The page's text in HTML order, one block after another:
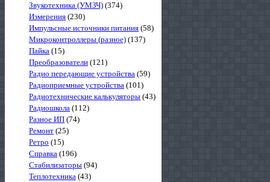
Звукотехника (УМЗЧ) (374)
Измерения (230)
Импульсные источники питания (58)
Микроконтроллеры (разное) (137)
Пайка (15)
Преобразователи (121)
Радио передающие устройства (59)
Радиоприемные устройства (101)
Радиотехнические калькуляторы (43)
Радиошкола (112)
Разное ИП (74)
Ремонт (25)
Ретро (15)
Справка (196)
Стабилизаторы (94)
Теплотехника (43)